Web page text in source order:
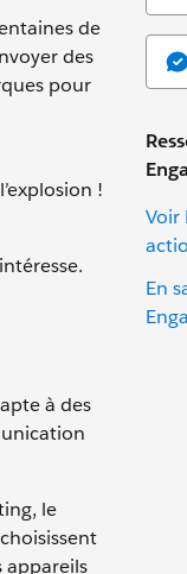
Voir
En
de
des
pour
!
à des
le
appareils